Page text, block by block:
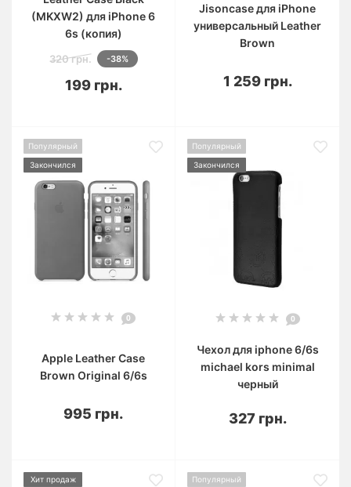
(MKXW2) для iPhone 6
6s (копия)
320 грн. -38%
199 грн.
Jisoncase для iPhone
универсальный Leather
Brown
1 259 грн.
Популярный
Закончился
0
Apple Leather Case
Brown Original 6/6s
995 грн.
Популярный
Закончился
0
Чехол для iphone 6/6s
michael kors minimal
черный
327 грн.
Хит продаж
Популярный